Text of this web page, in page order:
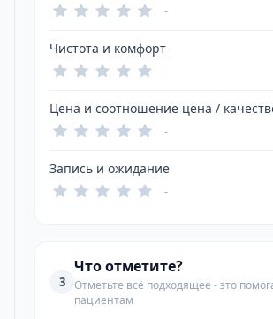
-
Чистота и комфорт
-
Цена и соотношение цена /
-
Запись и ожидание
-
3
Что отметите?
Отметьте всё подходящее - это
пациентам